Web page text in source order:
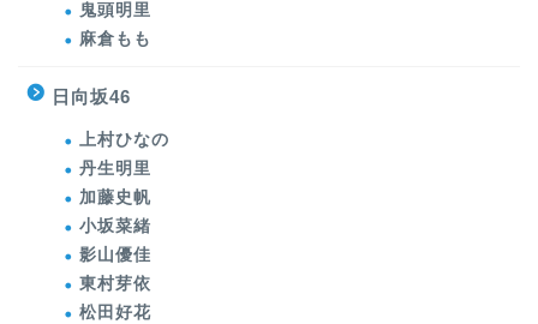
鬼頭明里
麻倉もも
日向坂46
上村ひなの
丹生明里
加藤史帆
小坂菜緒
影山優佳
東村芽依
松田好花